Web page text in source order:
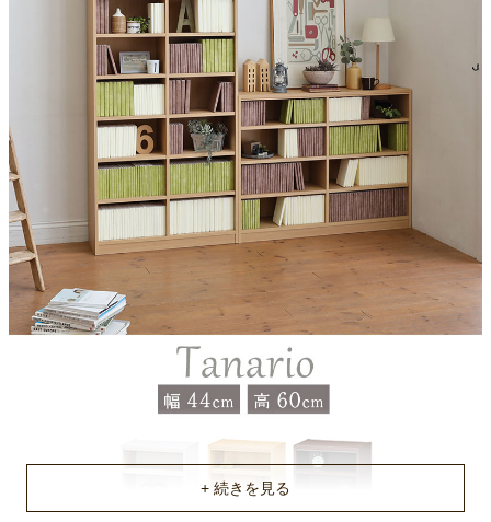
移動棚耐荷重
梱包サイズ
約63x14.3x32.4(cm)
約9kg
原産国
ベトナム
組立説明書(PDF)